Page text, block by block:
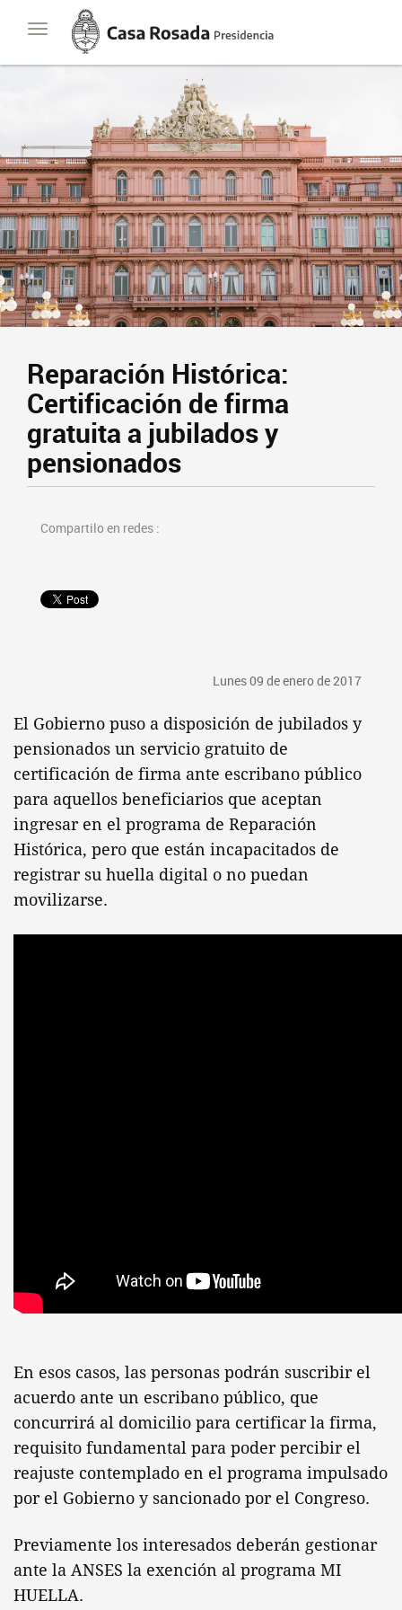
Toggle
navigation
Casa
Rosada
Presidencia
de
Reparación Histórica:
Certificación de firma
gratuita a jubilados y
pensionados
Compartilo en redes :
Lunes 09 de enero de 2017
El Gobierno puso a disposición de jubilados y
pensionados un servicio gratuito de
certificación de firma ante escribano público
para aquellos beneficiarios que aceptan
ingresar en el programa de Reparación
Histórica, pero que están incapacitados de
registrar su huella digital o no puedan
movilizarse.
En esos casos, las personas podrán suscribir el
acuerdo ante un escribano público, que
concurrirá al domicilio para certificar la firma,
requisito fundamental para poder percibir el
reajuste contemplado en el programa impulsado
por el Gobierno y sancionado por el Congreso.
Previamente los interesados deberán gestionar
ante la ANSES la exención al programa MI
HUELLA.